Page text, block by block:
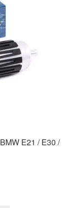
E21 / E30 /